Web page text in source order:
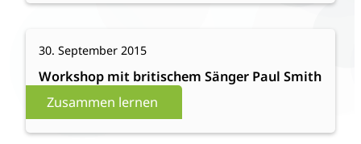
in
Zusammen lernen
30. September 2015
Workshop mit britischem Sänger Paul Smith
Workshop
mit
britischem
Sänger
Paul